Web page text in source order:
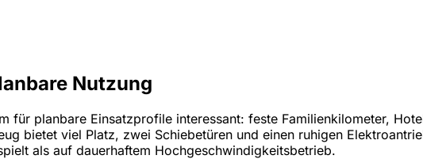
Nutzung
für planbare Einsatzprofile interessant: feste Familienkilometer,
bietet viel Platz, zwei Schiebetüren und einen ruhigen
als auf dauerhaftem Hochgeschwindigkeitsbetrieb.